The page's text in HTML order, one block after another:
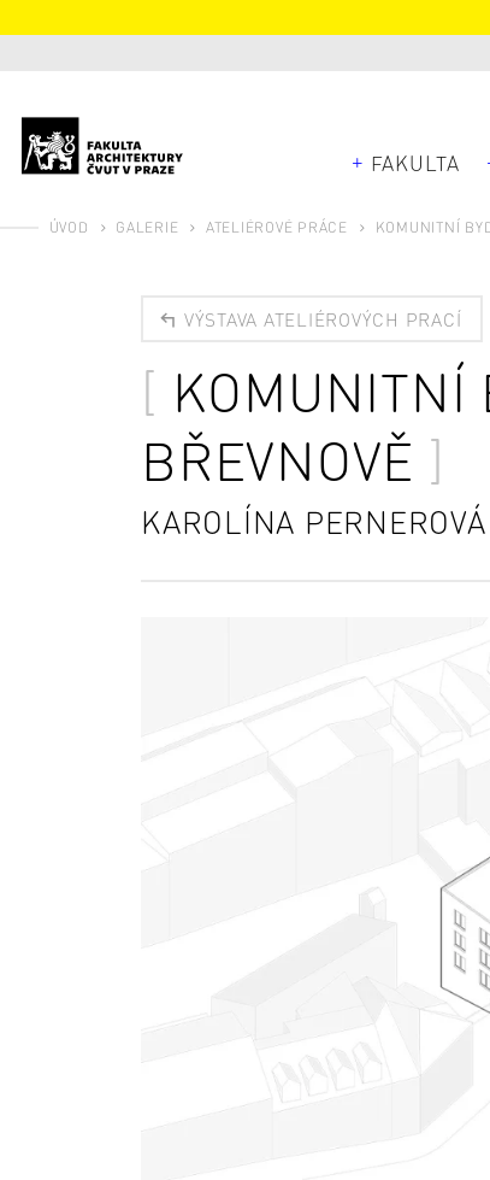
FAKULTA
ÚVOD GALERIE ATELIÉROVÉ PRÁCE KOMUNITNÍ
VÝSTAVA ATELIÉROVÝCH PRACÍ
KOMUNITNÍ
BŘEVNOVĚ
KAROLÍNA PERNEROVÁ